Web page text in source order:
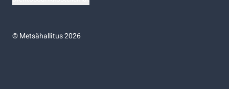
©Metsähallitus 2026